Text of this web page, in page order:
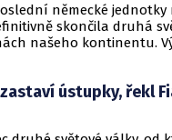
německé jednotky
skončila druhá
našeho kontinentu.
vybojovali.ústupky, řekl